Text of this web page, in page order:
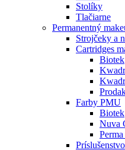
Stolíky
Tlačiarne
Permanentný
Strojčeky a
Cartridges
Biotek
Farby PMU
Biotek
Nuva
Príslušenstvo